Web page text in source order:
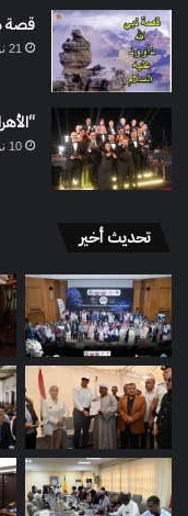
قصة
21 نوفمبر، 2024
10 نوفمبر، 2025
تحديث أخير